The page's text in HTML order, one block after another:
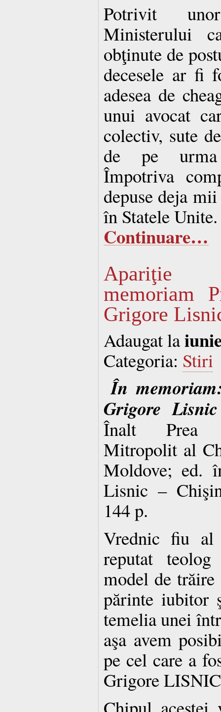
Potrivit
Ministerului
obţinute de
decesele ar fi
adesea de
unui avocat
colectiv, sute
de pe urma
Împotriva
depuse deja
în Statele Unite.
Continuare…
Apariţie
memoriam
Grigore
Adaugat la
Categoria: Stiri
În
Grigore Lisnic
Înalt Prea
Mitropolit al
Moldove; ed.
Lisnic –
144 p.
Vrednic fiu al
reputat
model de trăire
părinte iubitor
temelia unei
aşa avem
pe cel care a
Grigore
Chipul acestei